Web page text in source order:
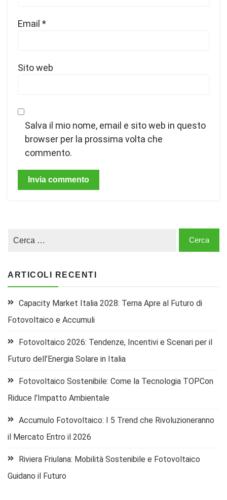
Email *
Sito web
Salva il mio nome, email e sito web in questo
browser per la prossima volta che
commento.
ARTICOLI RECENTI
Capacity Market Italia 2028: Terna Apre al Futuro di
Fotovoltaico e Accumuli
Fotovoltaico 2026: Tendenze, Incentivi e Scenari per il
Futuro dell’Energia Solare in Italia
Fotovoltaico Sostenibile: Come la Tecnologia TOPCon
Riduce l’Impatto Ambientale
Accumulo Fotovoltaico: I 5 Trend che Rivoluzioneranno
il Mercato Entro il 2026
Riviera Friulana: Mobilità Sostenibile e Fotovoltaico
Guidano il Futuro